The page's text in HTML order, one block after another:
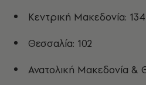
Κεντρική Μακεδονία: 134
Θεσσαλία: 102
Ανατολική Μακεδονία &